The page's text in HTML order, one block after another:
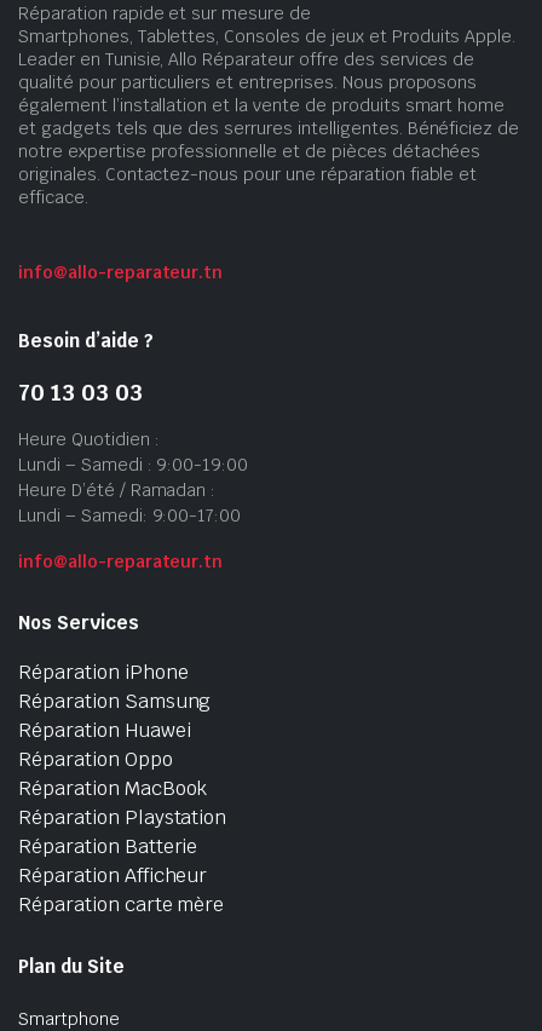
Réparation rapide et sur mesure de
Smartphones, Tablettes, Consoles de jeux et Produits Apple.
Leader en Tunisie, Allo Réparateur offre des services de
qualité pour particuliers et entreprises. Nous proposons
également l’installation et la vente de produits smart home
et gadgets tels que des serrures intelligentes. Bénéficiez de
notre expertise professionnelle et de pièces détachées
originales. Contactez-nous pour une réparation fiable et
efficace.
info@allo-reparateur.tn
Besoin d’aide ?
70 13 03 03
Heure Quotidien :
Lundi – Samedi : 9:00-19:00
Heure D’été / Ramadan :
Lundi – Samedi: 9:00-17:00
info@allo-reparateur.tn
Nos Services
Réparation iPhone
Réparation Samsung
Réparation Huawei
Réparation Oppo
Réparation MacBook
Réparation Playstation
Réparation Batterie
Réparation Afficheur
Réparation carte mère
Plan du Site
Smartphone